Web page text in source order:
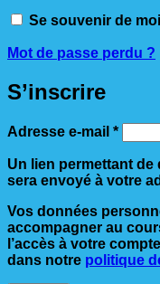
Se souvenir de moi
Mot de passe perdu ?
S’inscrire
Adresse e-mail *
Un lien permettant
sera envoyé à votre
Vos données
accompagner au
l’accès à votre
dans notre politique